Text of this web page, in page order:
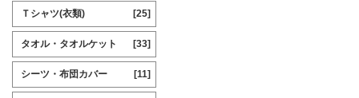
Ｔシャツ(衣類) [25]
タオル・タオルケット [33]
シーツ・布団カバー [11]